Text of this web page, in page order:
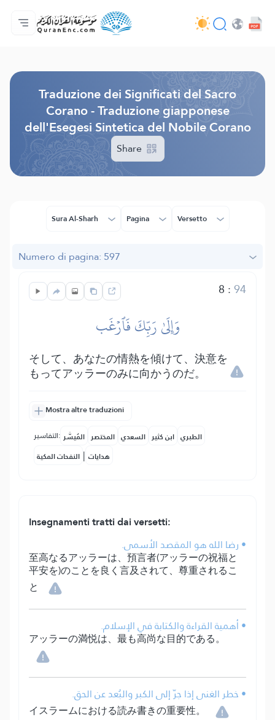
Home
Indice traduzioni
Audio
Servizi per sviluppatori - API
Sul progetto
Contattaci
Lingua
Traduzione dei Significati del Sacro
Corano - Traduzione giapponese
dell'Esegesi Sintetica del Nobile Corano
Share
Sura Al-Sharh Pagina Versetto
Numero di pagina: 597
8 :94
وَإِلَىٰ رَبِّكَ فَٱرۡغَب
そして、あなたの情熱を傾けて、決意を
もってアッラーのみに向かうのだ。
Mostra altre traduzioni
التفاسير: المُيسَّر المختصر السعدي ابن كثير الطبري
النفحات المكية | هدايات
Insegnamenti tratti dai versetti:
• رضا الله هو المقصد الأسمى.
至高なるアッラーは、預言者(アッラーの祝福と
平安を)のことを良く言及されて、尊重されるこ
と
• أهمية القراءة والكتابة في الإسلام.
アッラーの満悦は、最も高尚な目的である。
• خطر الغنى إذا جرّ إلى الكبر والبُعد عن الحق.
イスラームにおける読み書きの重要性。